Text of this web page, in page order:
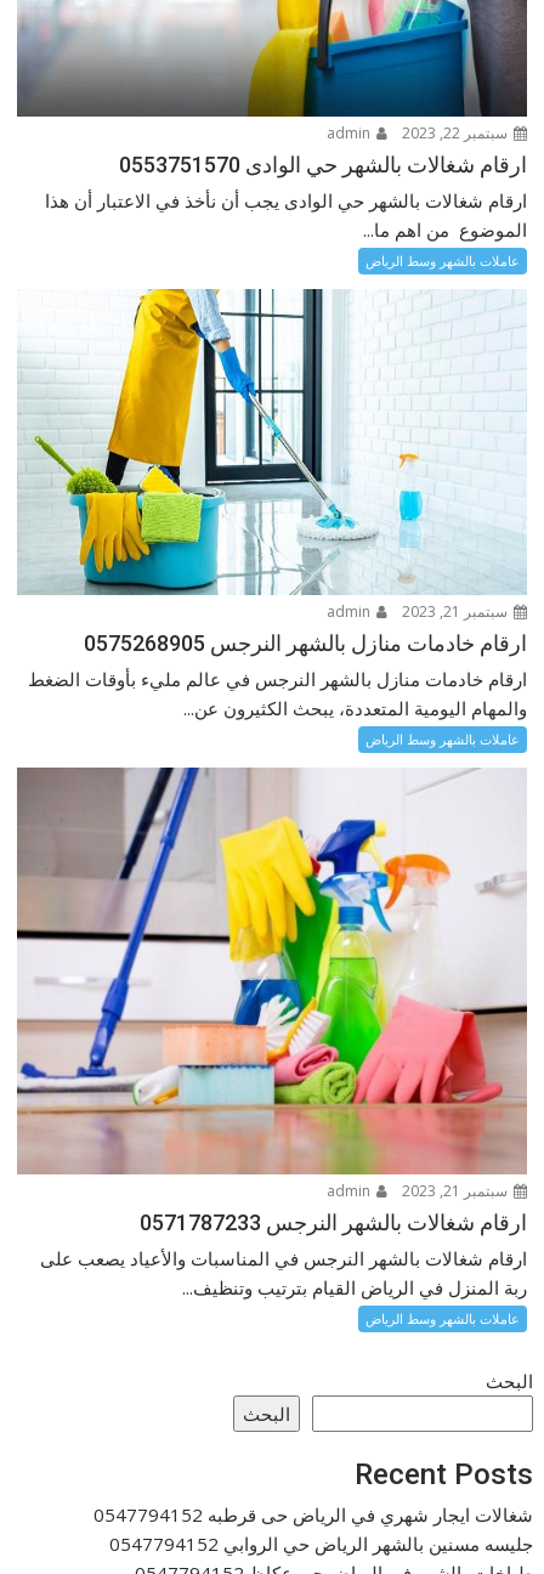
سبتمبر 22, 2023
ارقام شغالات بالشهر حي الوادى 0553751570
ارقام شغالات بالشهر حي الوادى يجب أن نأخذ في الاعتبار أن هذا
الموضوع من اهم ما...
عاملات بالشهر وسط الرياض
سبتمبر 21, 2023
ارقام خادمات منازل بالشهر النرجس 0575268905
ارقام خادمات منازل بالشهر النرجس في عالم مليء بأوقات الضغط
والمهام اليومية المتعددة، يبحث الكثيرون عن...
عاملات بالشهر وسط الرياض
سبتمبر 21, 2023
ارقام شغالات بالشهر النرجس 0571787233
ارقام شغالات بالشهر النرجس في المناسبات والأعياد يصعب على
ربة المنزل في الرياض القيام بترتيب وتنظيف...
عاملات بالشهر وسط الرياض
البحث
البحث
Recent Posts
شغالات ايجار شهري في الرياض حى قرطبه 0547794152
جليسه مسنين بالشهر الرياض حي الروابي 0547794152